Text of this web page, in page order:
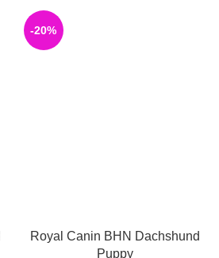
-20%
Royal Canin BHN Dachshund
Puppy